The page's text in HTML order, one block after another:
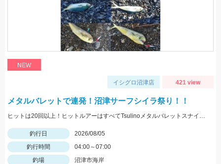
NEW
イシグロ沼津店 421 view
メタルバレットで連発！沼津サーフシイラ祭り！！
ヒットは20回以上！ヒットルアーはすべてTsulinoメタルバレットスナイパー40ｇでした。
釣行日
2026/08/05
釣行時間
04:00～07:00
釣場
沼津市海岸